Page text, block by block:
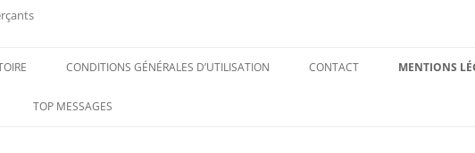
au
CONDITIONS GÉNÉRALES D’UTILISATION CONTACT MENTIONS
TOP MESSAGES